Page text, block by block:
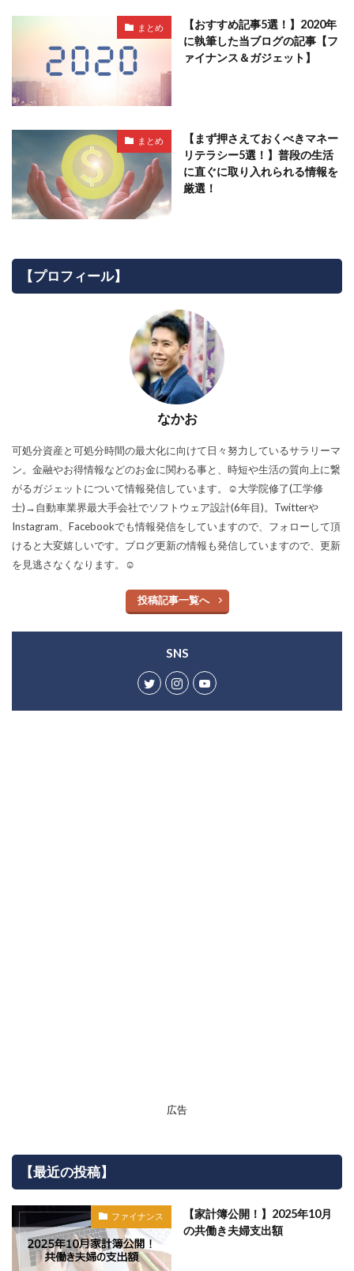
まとめ
【おすすめ記事5選！】2020年
に執筆した当ブログの記事【フ
ァイナンス＆ガジェット】
まとめ
【まず押さえておくべきマネー
リテラシー5選！】普段の生活
に直ぐに取り入れられる情報を
厳選！
【プロフィール】
なかお
可処分資産と可処分時間の最大化に向けて日々努力しているサラリーマ
ン。金融やお得情報などのお金に関わる事と、時短や生活の質向上に繋
がるガジェットについて情報発信しています。☺︎大学院修了(工学修
士)→自動車業界最大手会社でソフトウェア設計(6年目)。Twitterや
Instagram、Facebookでも情報発信をしていますので、フォローして頂
けると大変嬉しいです。ブログ更新の情報も発信していますので、更新
を見逃さなくなります。☺︎
投稿記事一覧へ
SNS
広告
【最近の投稿】
ファイナンス
【家計簿公開！】2025年10月
の共働き夫婦支出額